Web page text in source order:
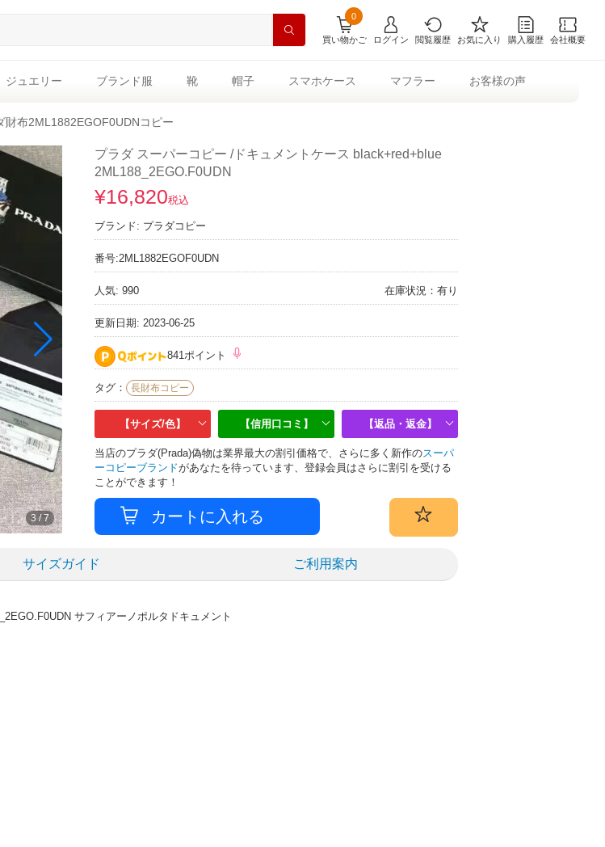
買い物かご
0
ログイン 閲覧履歴 お気に入り 購入履歴 会社概要
ジュエリー ブランド服 靴 帽子 スマホケース マフラー お客様の声
財布2ML1882EGOF0UDNコピー
3/7
プラダ スーパーコピー /ドキュメントケース black+red+blue
2ML188_2EGO.F0UDN
¥16,820税込
ブランド: プラダコピー
番号:2ML1882EGOF0UDN
人気: 990 在庫状況：有り
更新日期: 2023-06-25
841ポイント
タグ： 長財布コピー
【サイズ/色】 【信用口コミ】 【返品・返金】
当店のプラダ(Prada)偽物は業界最大の割引価格で、さらに多く新作のスーパ
ーコピーブランドがあなたを待っています、登録会員はさらに割引を受ける
ことができます！
サイズガイド ご利用案内
サフィアーノポルタドキュメント